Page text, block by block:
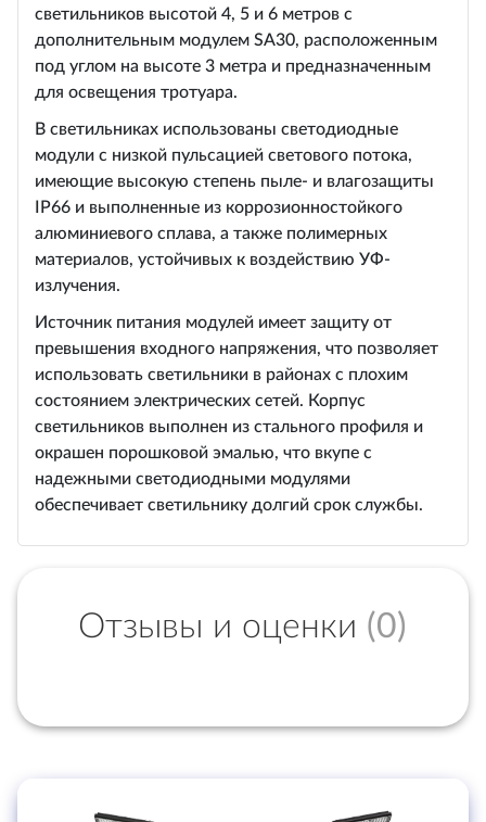
светильников высотой 4, 5 и 6 метров с
дополнительным модулем SA30, расположенным
под углом на высоте 3 метра и предназначенным
для освещения тротуара.
В светильниках использованы светодиодные
модули с низкой пульсацией светового потока,
имеющие высокую степень пыле- и влагозащиты
IP66 и выполненные из коррозионностойкого
алюминиевого сплава, а также полимерных
материалов, устойчивых к воздействию УФ-
излучения.
Источник питания модулей имеет защиту от
превышения входного напряжения, что позволяет
использовать светильники в районах с плохим
состоянием электрических сетей. Корпус
светильников выполнен из стального профиля и
окрашен порошковой эмалью, что вкупе с
надежными светодиодными модулями
обеспечивает светильнику долгий срок службы.
Отзывы и оценки (0)